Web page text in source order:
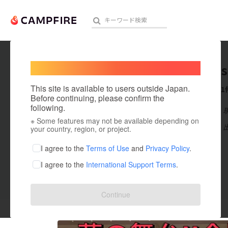
人気のプロジェクト 注目の
アート・写真
テクノロジー・ガジェット
映像・映画
ビジネス・起業
まちづくり・地域活性化
This site is available to users outside Japan.
Before continuing, please confirm the
following.
※ Some features may not be available depending on
your country, region, or project.
I agree to the Terms of Use and Privacy Policy.
I agree to the International Support Terms.
Continue
これまでに1
出身国：日本